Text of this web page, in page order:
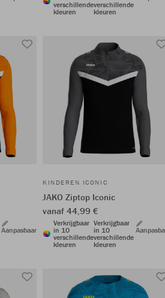
verschillende
kleuren
verschillende
kleuren
Aanpasbaar
KINDEREN ICONIC
JAKO Ziptop Iconic
vanaf 44,99 €
Verkrijgbaar
in 10
verschillende
kleuren
Verkrijgbaar
in 10
verschillende
kleuren